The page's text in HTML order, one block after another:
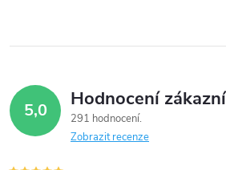
v
k5,0 Hodnocení
291 hodnocení
Zobrazit recenze